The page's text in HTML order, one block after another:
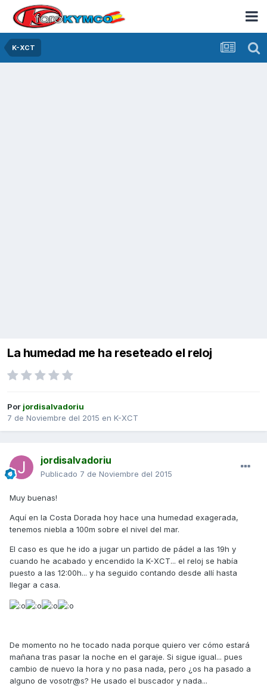
K-XCT
La humedad me ha reseteado el reloj
Por jordisalvadoriu
7 de Noviembre del 2015 en K-XCT
jordisalvadoriu
Publicado 7 de Noviembre del 2015
Muy buenas!
Aquí en la Costa Dorada hoy hace una humedad exagerada,
tenemos niebla a 100m sobre el nivel del mar.
El caso es que he ido a jugar un partido de pádel a las 19h y
cuando he acabado y encendido la K-XCT... el reloj se había
puesto a las 12:00h... y ha seguido contando desde allí hasta
llegar a casa.
De momento no he tocado nada porque quiero ver cómo estará
mañana tras pasar la noche en el garaje. Si sigue igual... pues
cambio de nuevo la hora y no pasa nada, pero ¿os ha pasado a
alguno de vosotr@s? He usado el buscador y nada...